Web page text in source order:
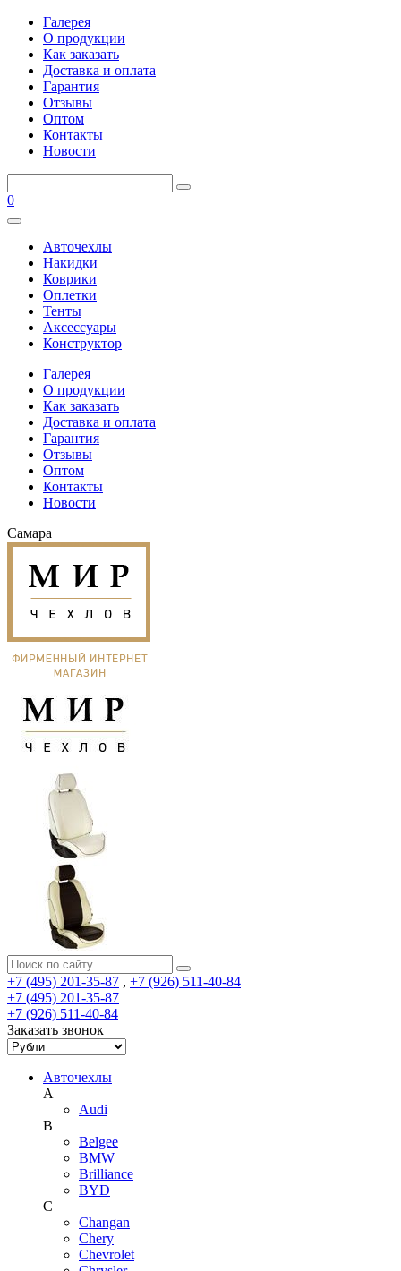
Галерея
О продукции
Как заказать
Доставка и оплата
Гарантия
Отзывы
Оптом
Контакты
Новости
0
Авточехлы
Накидки
Коврики
Оплетки
Тенты
Аксессуары
Конструктор
Галерея
О продукции
Как заказать
Доставка и оплата
Гарантия
Отзывы
Оптом
Контакты
Новости
Самара
+7 (495) 201-35-87 , +7 (926) 511-40-84
+7 (495) 201-35-87
+7 (926) 511-40-84
Заказать звонок
Авточехлы
A
Audi
B
Belgee
BMW
Brilliance
BYD
C
Changan
Chery
Chevrolet